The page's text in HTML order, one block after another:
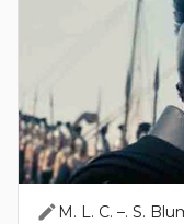
M. L. C. –. S.